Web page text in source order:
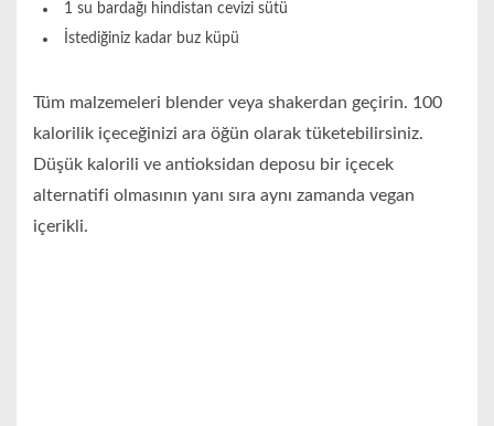
1 su bardağı hindistan cevizi sütü
İstediğiniz kadar buz küpü
Tüm malzemeleri blender veya shakerdan geçirin. 100
kalorilik içeceğinizi ara öğün olarak tüketebilirsiniz.
Düşük kalorili ve antioksidan deposu bir içecek
alternatifi olmasının yanı sıra aynı zamanda vegan
içerikli.